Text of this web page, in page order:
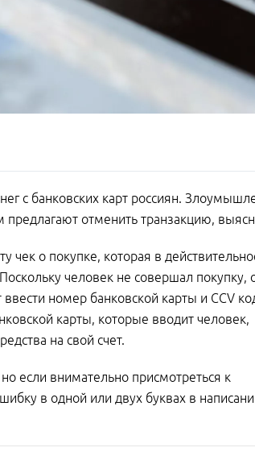
с банковских карт россиян.
предлагают отменить транзакцию,
чек о покупке, которая в
человек не совершал покупку,
номер банковской карты и CCV
карты, которые вводит человек,
на свой счет.
если внимательно присмотреться к
в одной или двух буквах в